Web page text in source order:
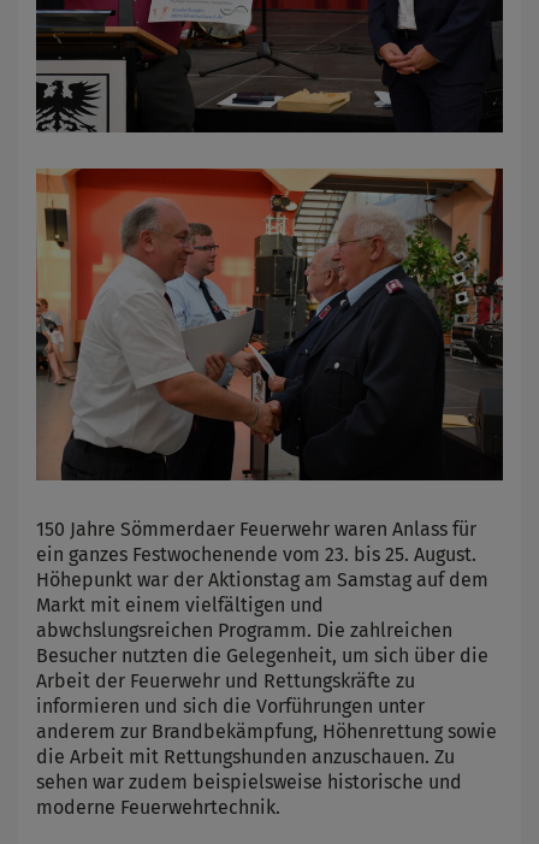
150 Jahre Sömmerdaer Feuerwehr waren Anlass für
ein ganzes Festwochenende vom 23. bis 25. August.
Höhepunkt war der Aktionstag am Samstag auf dem
Markt mit einem vielfältigen und
abwchslungsreichen Programm. Die zahlreichen
Besucher nutzten die Gelegenheit, um sich über die
Arbeit der Feuerwehr und Rettungskräfte zu
informieren und sich die Vorführungen unter
anderem zur Brandbekämpfung, Höhenrettung sowie
die Arbeit mit Rettungshunden anzuschauen. Zu
sehen war zudem beispielsweise historische und
moderne Feuerwehrtechnik.